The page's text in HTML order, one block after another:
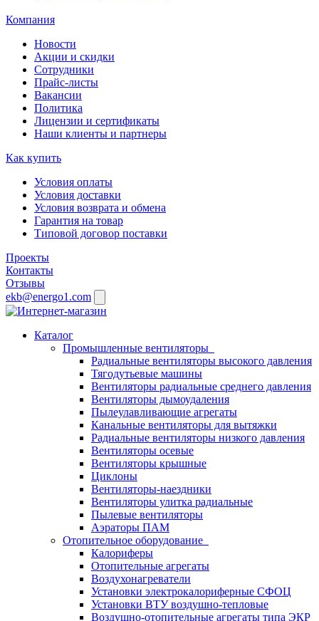
Компания
Новости
Акции и скидки
Сотрудники
Прайс-листы
Вакансии
Политика
Лицензии и сертификаты
Наши клиенты и партнеры
Как купить
Условия оплаты
Условия доставки
Условия возврата и обмена
Гарантия на товар
Типовой договор поставки
Проекты
Контакты
Отзывы
ekb@energo1.com
Каталог
Промышленные вентиляторы
Радиальные вентиляторы высокого давления
Тягодутьевые машины
Вентиляторы радиальные среднего давления
Вентиляторы дымоудаления
Пылеулавливающие агрегаты
Канальные вентиляторы для вытяжки
Радиальные вентиляторы низкого давления
Вентиляторы осевые
Вентиляторы крышные
Циклоны
Вентиляторы-наездники
Вентиляторы улитка радиальные
Пылевые вентиляторы
Аэраторы ПАМ
Отопительное оборудование
Калориферы
Отопительные агрегаты
Воздухонагреватели
Установки электрокалориферные СФОЦ
Установки ВТУ воздушно-тепловые
Воздушно-отопительные агрегаты типа ЭКР